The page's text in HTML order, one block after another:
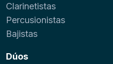
Clarinetistas
Percusionistas
Bajistas
Dúos